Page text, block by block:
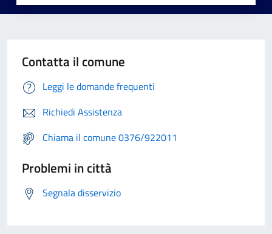
Contatta il comune
Leggi le domande frequenti
Richiedi Assistenza
Chiama il comune 0376/922011
Problemi in città
Segnala disservizio